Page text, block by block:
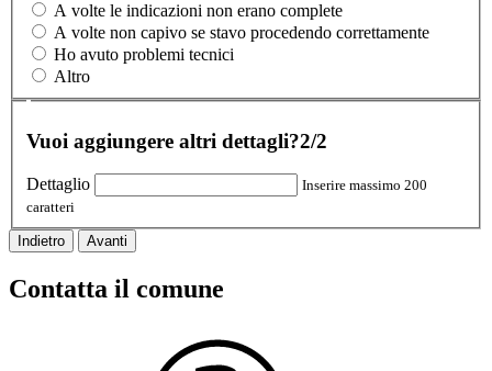
A volte le indicazioni non erano complete
A volte non capivo se stavo procedendo correttamente
Ho avuto problemi tecnici
Altro
Vuoi aggiungere altri dettagli?2/2
Dettaglio
Inserire massimo 200
caratteri
Indietro Avanti
Contatta il comune